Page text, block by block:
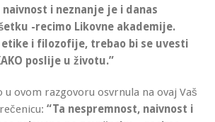
i neznanje je i danas
-recimo Likovne akademije.
etike i filozofije, trebao bi se uvesti
poslije u životu.”
u ovom razgovoru osvrnula na ovaj Vaš
“Ta nespremnost, naivnost i